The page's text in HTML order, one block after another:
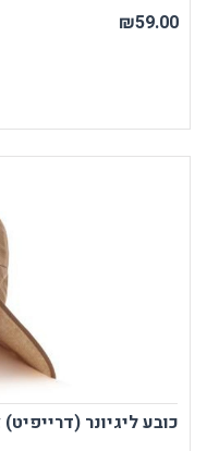
₪59.00
כובע ליגיונר